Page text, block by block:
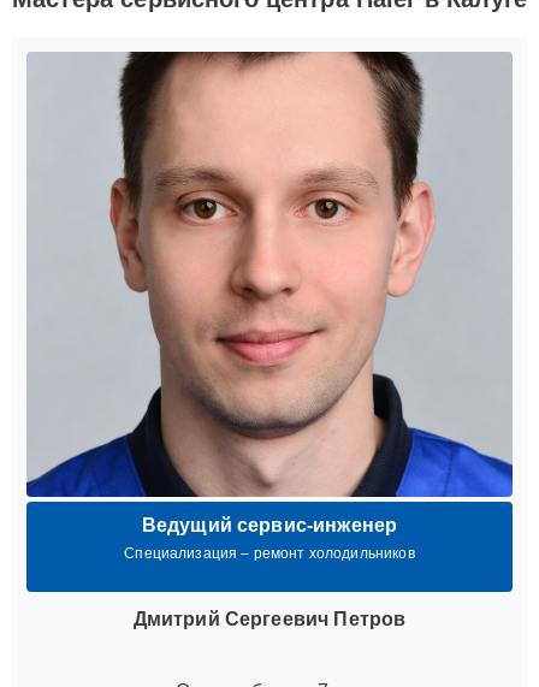
Ведущий сервис-инженер
Специализация – ремонт холодильников
Дмитрий Сергеевич Петров